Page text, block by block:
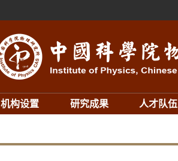
机构设置 研究成果 人才队伍